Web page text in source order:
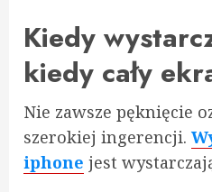
Kiedy
kiedy cały
Nie zawsze pęknięcie
szerokiej ingerencji.
iphone jest